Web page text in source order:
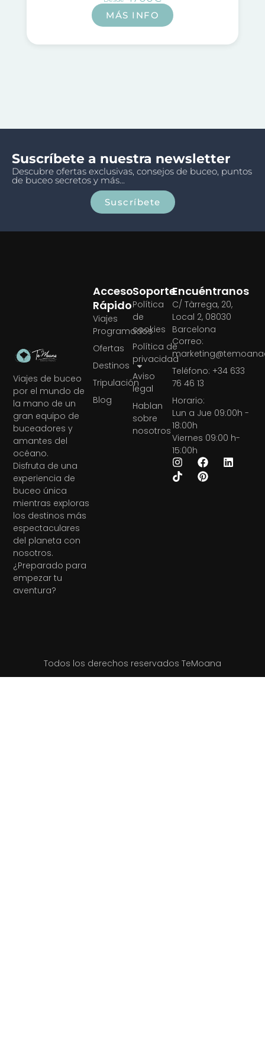
MÁS INFO
Suscríbete a nuestra newsletter
Descubre ofertas exclusivas, consejos de buceo, puntos
de buceo secretos y más...
Suscríbete
Viajes de buceo
por el mundo de
la mano de un
gran equipo de
buceadores y
amantes del
océano.
Disfruta de una
experiencia de
buceo única
mientras exploras
los destinos más
espectaculares
del planeta con
nosotros.
¿Preparado para
empezar tu
aventura?
Soporte
Política
de
cookies
Política de
privacidad
Aviso
legal
Hablan
sobre
nosotros
Acceso
Rápido
Viajes
Programados
Ofertas
Destinos
Tripulación
Blog
Encuéntranos
C/ Tàrrega, 20,
Local 2, 08030
Barcelona
Correo:
Teléfono: +34 633
76 46 13
Horario:
Lun a Jue 09:00h -
18:00h
Viernes 09:00 h-
15:00h
Todos los derechos reservados TeMoana